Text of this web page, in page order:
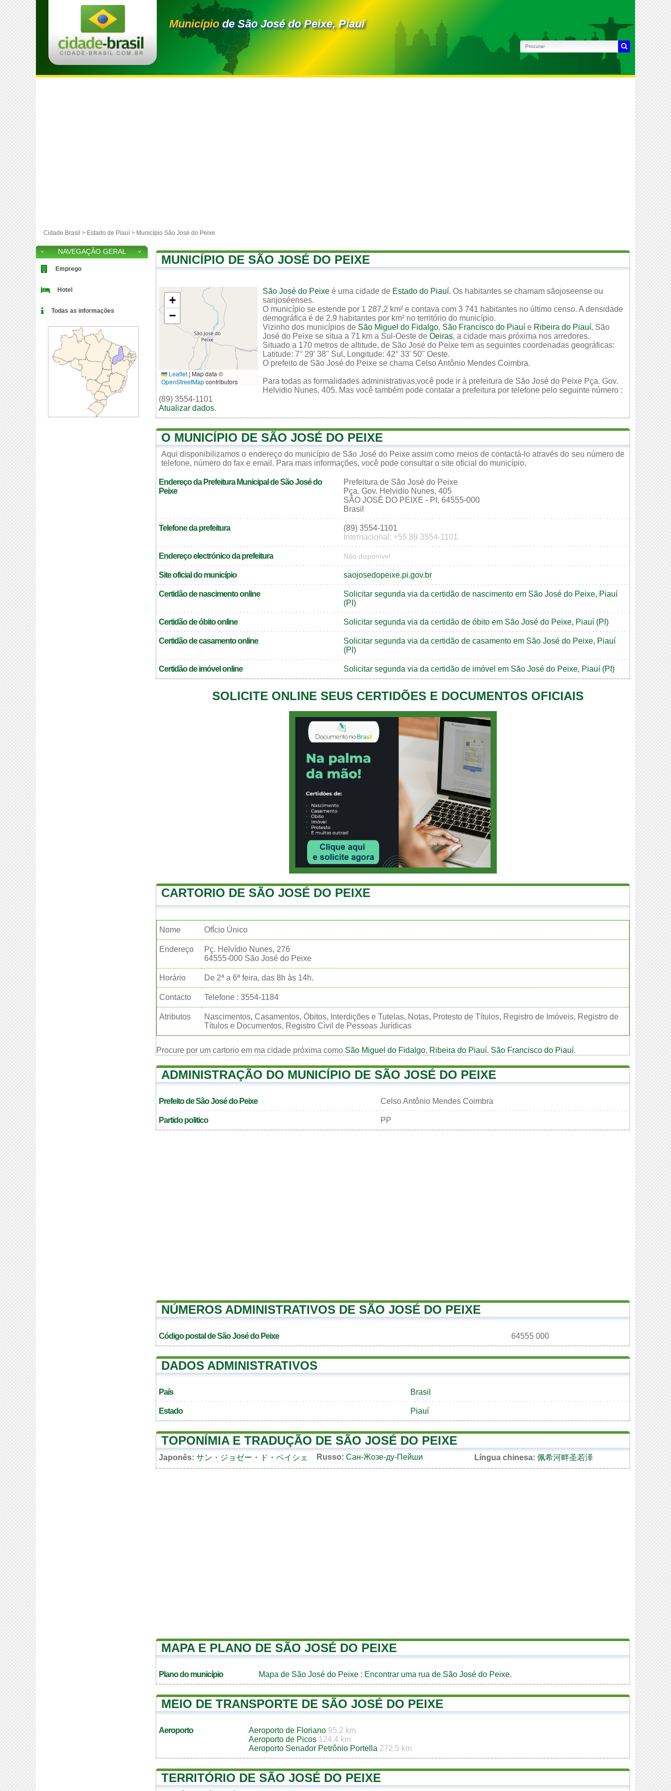
Municípiode São José do Peixe, Piauí
Cidade Brasil > Estado de Piauí > Município São José do Peixe
MUNICÍPIO DE SÃO JOSÉ DO PEIXE
+
−
Leaflet | Map data ©
OpenStreetMapcontributors
São José do Peixe é uma cidade de Estado do Piauí. Os habitantes se chamam sãojoseense ou
sanjoséenses.
O município se estende por 1 287,2 km² e contava com 3 741 habitantes no último censo. A densidade
demográfica é de 2,9 habitantes por km² no território do município.
Vizinho dos municípios de São Miguel do Fidalgo, São Francisco do Piauí e Ribeira do Piauí, São
José do Peixe se situa a 71 km a Sul-Oeste de Oeiras, a cidade mais próxima nos arredores.
Situado a 170 metros de altitude, de São José do Peixe tem as seguintes coordenadas geográficas:
Latitude: 7° 29' 38'' Sul, Longitude: 42° 33' 50'' Oeste.
O prefeito de São José do Peixe se chama Celso Antônio Mendes Coimbra.
Para todas as formalidades administrativas,você pode ir à prefeitura de São José do Peixe Pça. Gov.
Helvidio Nunes, 405. Mas você também pode contatar a prefeitura por telefone pelo seguinte número :
(89) 3554-1101
Atualizar dados.
O MUNICÍPIO DE SÃO JOSÉ DO PEIXE
Aqui disponibilizamos o endereço do município de São José do Peixe assim como meios de contactá-lo através do seu número de
telefone, número do fax e email. Para mais informações, você pode consultar o site oficial do município.
Endereço da Prefeitura Municipal de São José do
Peixe
Prefeitura de São José do Peixe
Pça. Gov. Helvidio Nunes, 405
SÃO JOSÉ DO PEIXE - PI, 64555-000
Brasil
Telefone da prefeitura
(89) 3554-1101
Internacional: +55 89 3554-1101
Endereço electrónico da prefeitura Não disponível
Site oficial do município saojosedopeixe.pi.gov.br
Certidão de nascimento online
Solicitar segunda via da certidão de nascimento em São José do Peixe, Piauí
(PI)
Certidão de óbito online Solicitar segunda via da certidão de óbito em São José do Peixe, Piauí (PI)
Certidão de casamento online
Solicitar segunda via da certidão de casamento em São José do Peixe, Piauí
(PI)
Certidão de imóvel online Solicitar segunda via da certidão de imóvel em São José do Peixe, Piauí (PI)
SOLICITE ONLINE SEUS CERTIDÕES E DOCUMENTOS OFICIAIS
CARTORIO DE SÃO JOSÉ DO PEIXE
Nome OfÍcio Único
Endereço
Pç. Helvídio Nunes, 276
64555-000 São José do Peixe
Horário De 2ª a 6ª feira, das 8h às 14h.
Contacto Telefone : 3554-1184
Atributos
Nascimentos, Casamentos, Óbitos, Interdições e Tutelas, Notas, Protesto de Títulos, Registro de Imóveis, Registro de
Títulos e Documentos, Registro Civil de Pessoas Jurídicas
Procure por um cartorio em ma cidade próxima como São Miguel do Fidalgo, Ribeira do Piauí, São Francisco do Piauí.
ADMINISTRAÇÃO DO MUNICÍPIO DE SÃO JOSÉ DO PEIXE
Prefeito de São José do Peixe Celso Antônio Mendes Coimbra
Partido politico PP
NÚMEROS ADMINISTRATIVOS DE SÃO JOSÉ DO PEIXE
Código postal de São José do Peixe 64555 000
DADOS ADMINISTRATIVOS
País Brasil
Estado Piauí
TOPONÍMIA E TRADUÇÃO DE SÃO JOSÉ DO PEIXE
Japonês: サン・ジョゼー・ド・ペイシェ Russo: Сан-Жозе-ду-Пейши Língua chinesa: 佩希河畔圣若泽
MAPA E PLANO DE SÃO JOSÉ DO PEIXE
Plano do município Mapa de São José do Peixe : Encontrar uma rua de São José do Peixe.
MEIO DE TRANSPORTE DE SÃO JOSÉ DO PEIXE
Aeroporto Aeroporto de Floriano 95.2 km
Aeroporto de Picos 124.4 km
Aeroporto Senador Petrônio Portella 272.5 km
TERRITÓRIO DE SÃO JOSÉ DO PEIXE
NAVEGAÇÃO GERAL
Emprego
Hotel
Todas as informações